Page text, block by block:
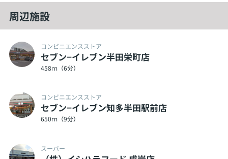
周辺施設
コンビニエンスストア
セブン−イレブン半田栄町店
458ｍ（6分）
コンビニエンスストア
セブン−イレブン知多半田駅前店
650ｍ（9分）
スーパー